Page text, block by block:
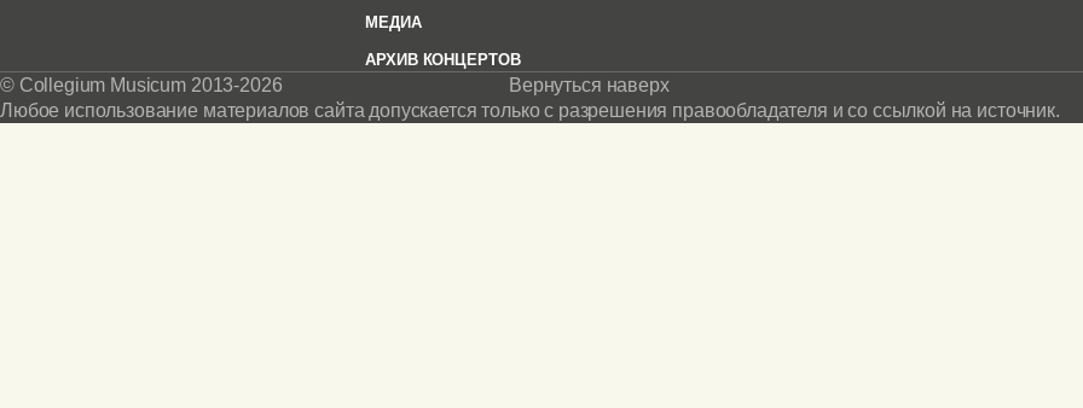
МЕДИА
АРХИВ КОНЦЕРТОВ
© Collegium Musicum 2013-2026 Вернуться наверх
Любое использование материалов сайта допускается только с разрешения правообладателя и со ссылкой на источник.